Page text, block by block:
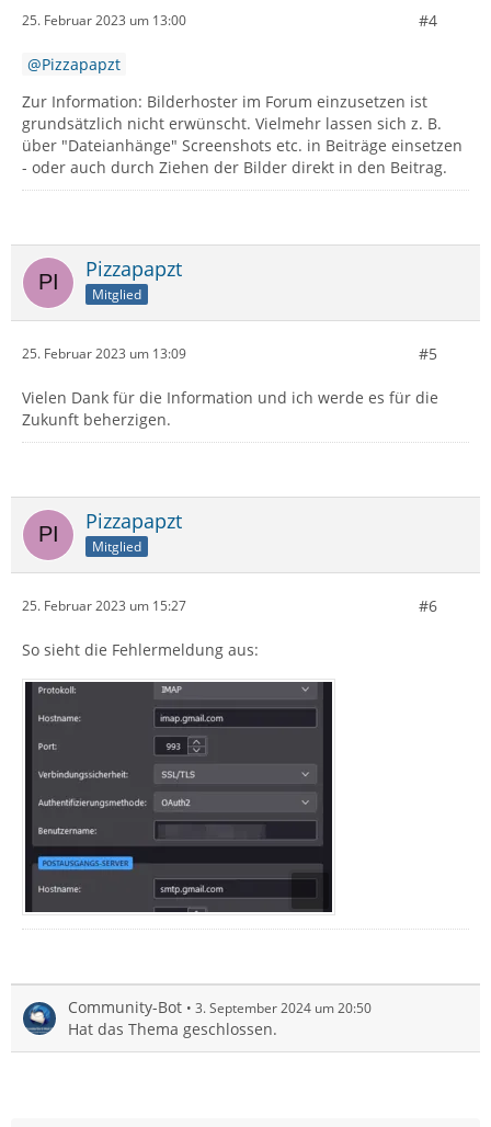
25. Februar 2023 um 13:00 #4
Pizzapapzt
Zur Information: Bilderhoster im Forum einzusetzen ist
grundsätzlich nicht erwünscht. Vielmehr lassen sich z. B.
über "Dateianhänge" Screenshots etc. in Beiträge einsetzen
- oder auch durch Ziehen der Bilder direkt in den Beitrag.
Pizzapapzt
Mitglied
25. Februar 2023 um 13:09 #5
Vielen Dank für die Information und ich werde es für die
Zukunft beherzigen.
Pizzapapzt
Mitglied
25. Februar 2023 um 15:27 #6
So sieht die Fehlermeldung aus:
Community-Bot 3. September 2024 um 20:50
Hat das Thema geschlossen.